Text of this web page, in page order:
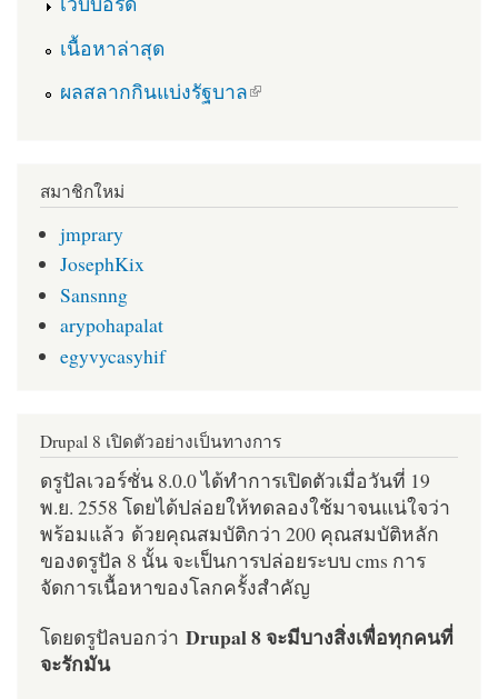
เนื้อหาล่าสุด
ผลสลากกินแบ่งรัฐบาล
(link is external)
สมาชิกใหม่
jmprary
JosephKix
Sansnng
arypohapalat
egyvycasyhif
Drupal 8 เปิดตัวอย่างเป็นทางการ
ดรูปัลเวอร์ชั่น 8.0.0 ได้ทำการเปิดตัวเมื่อวันที่ 19
พ.ย. 2558 โดยได้ปล่อยให้ทดลองใช้มาจนแน่ใจว่า
พร้อมแล้ว ด้วยคุณสมบัติกว่า 200 คุณสมบัติหลัก
ของดรูปัล 8 นั้น จะเป็นการปล่อยระบบ cms การ
จัดการเนื้อหาของโลกครั้งสำคัญ
โดยดรูปัลบอกว่า Drupal 8 จะมีบางสิ่งเพื่อทุกคนที่
จะรักมัน